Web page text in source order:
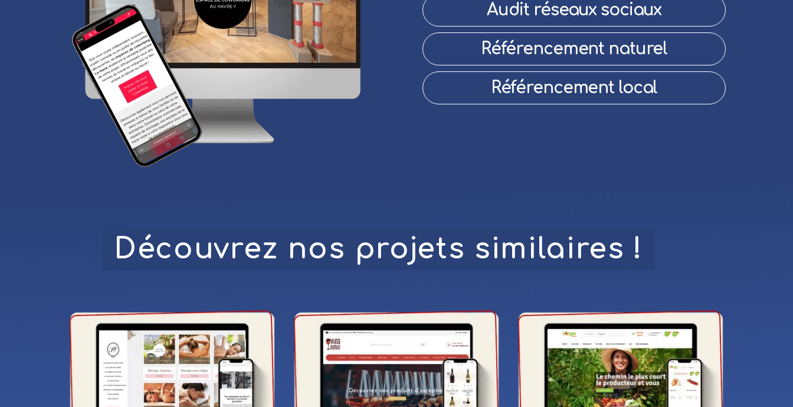
Audit réseaux sociaux
Référencement naturel
Référencement local
Découvrez nos projets similaires !